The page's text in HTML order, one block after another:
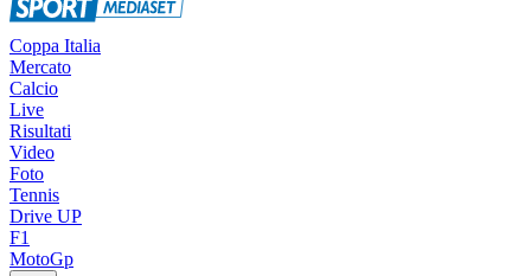
Coppa Italia
Mercato
Calcio
Live
Risultati
Video
Foto
Tennis
Drive UP
F1
MotoGp